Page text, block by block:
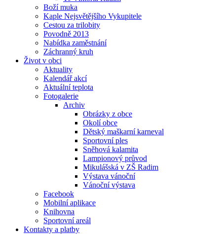
Boží muka
Kaple Nejsvětějšího Vykupitele
Cestou za trilobity
Povodně 2013
Nabídka zaměstnání
Záchranný kruh
Život v obci
Aktuality
Kalendář akcí
Aktuální teplota
Fotogalerie
Archiv
Obrázky z obce
Okolí obce
Dětský maškarní karneval
Sportovní ples
Sněhová kalamita
Lampionový průvod
Mikulášská v ZŠ Radim
Výstava vánoční
Vánoční výstava
Facebook
Mobilní aplikace
Knihovna
Sportovní areál
Kontakty a platby